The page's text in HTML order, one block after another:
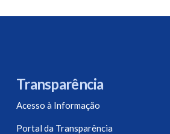
Transparência
Acesso à Informação
Portal da Transparência